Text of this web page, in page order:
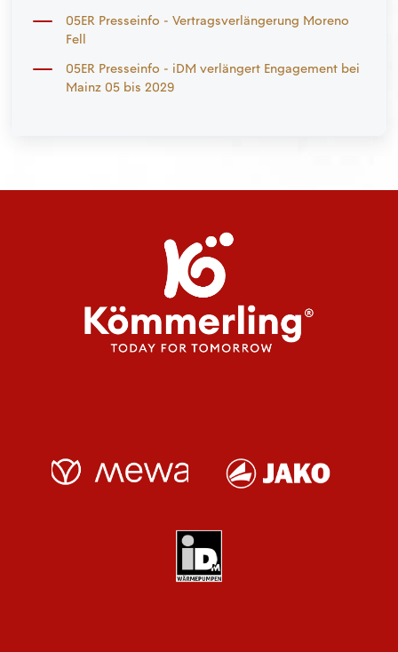
05ER Presseinfo - Vertragsverlängerung Moreno
Fell
05ER Presseinfo - iDM verlängert Engagement bei
Mainz 05 bis 2029